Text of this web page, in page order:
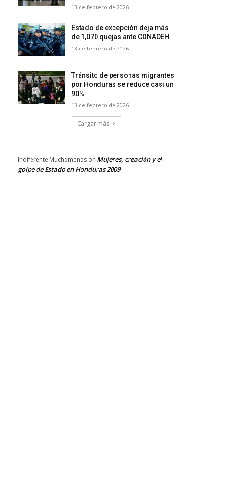
13 de febrero de 2026
Estado de excepción deja más
de 1,070 quejas ante CONADEH
13 de febrero de 2026
Tránsito de personas migrantes
por Honduras se reduce casi un
90%
13 de febrero de 2026
Cargar más
Indiferente Muchomenos on Mujeres, creación y el
golpe de Estado en Honduras 2009